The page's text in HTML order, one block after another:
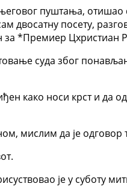
пуштања, отишао
двосатну посету,
за *Премиер Цхристиан
суда због
како носи крст и да
мислим да је одговор
је у суботу